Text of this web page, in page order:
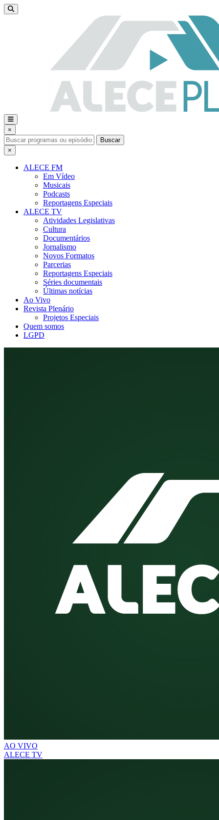
×
Buscar
×
ALECE FM
Em Vídeo
Musicais
Podcasts
Reportagens Especiais
ALECE TV
Atividades Legislativas
Cultura
Documentários
Jornalismo
Novos Formatos
Parcerias
Reportagens Especiais
Séries documentais
Últimas notícias
Ao Vivo
Revista Plenário
Projetos Especiais
Quem somos
LGPD
AO VIVO
ALECE TV